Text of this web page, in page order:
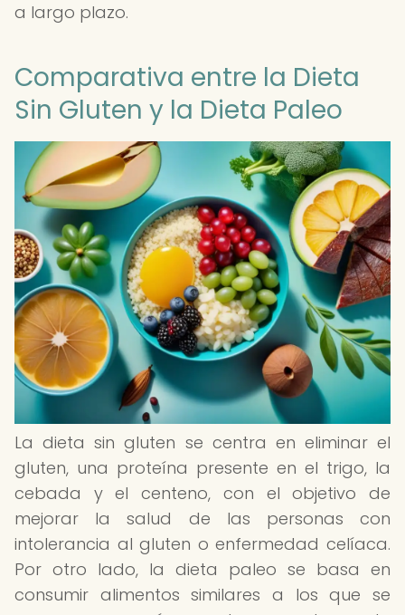
a largo plazo.
Comparativa entre la Dieta
Sin Gluten y la Dieta Paleo
La dieta sin gluten se centra en eliminar el
gluten, una proteína presente en el trigo, la
cebada y el centeno, con el objetivo de
mejorar la salud de las personas con
intolerancia al gluten o enfermedad celíaca.
Por otro lado, la dieta paleo se basa en
consumir alimentos similares a los que se